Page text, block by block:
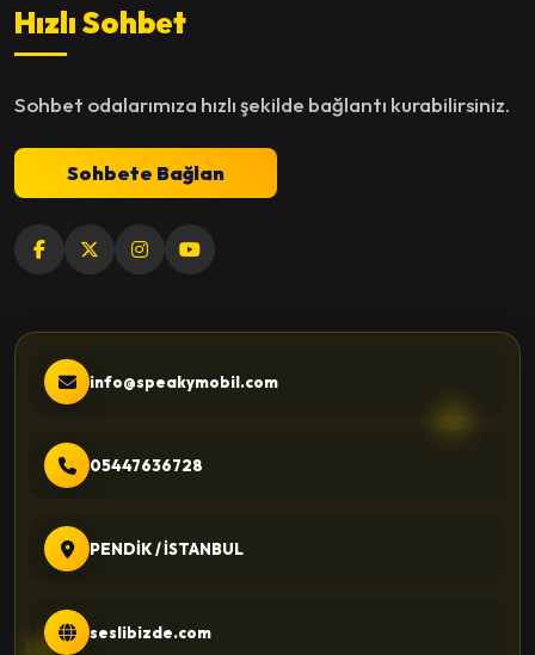
Hızlı Sohbet
Sohbet odalarımıza hızlı şekilde bağlantı kurabilirsiniz.
Sohbete Bağlan
info@speakymobil.com
05447636728
PENDİK / İSTANBUL
seslibizde.com